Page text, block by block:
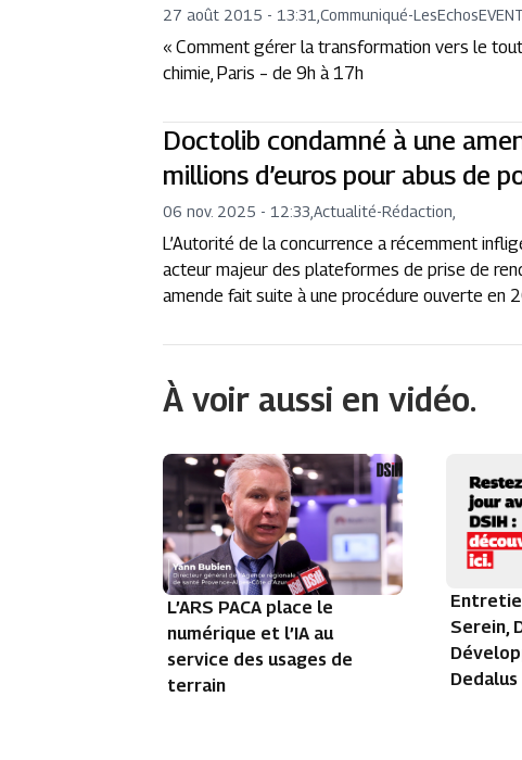
27 août 2015 - 13:31 ,Communiqué-
« Comment gérer la transformation vers le
chimie, Paris – de 9h à 17h
Doctolib condamné à une
millions d’euros pour abus de
06 nov. 2025 - 12:33 ,Actualité-Rédaction,
L’Autorité de la concurrence a récemment
acteur majeur des plateformes de prise de
amende fait suite à une procédure ouverte en
À voir aussi en vidéo.
L’ARS PACA place le
numérique et l’IA au
service des usages de
terrain
Serein,
Dedalus